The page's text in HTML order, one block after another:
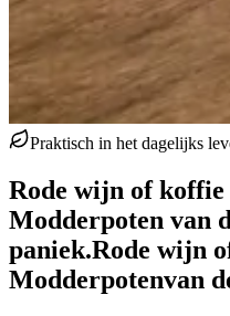
Praktisch in het dagelijks
Rode wijn of koffie
Modderpoten van
paniek.Rode wijn
Modderpotenvan